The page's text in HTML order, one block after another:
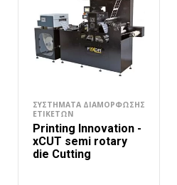
ΣΥΣΤΉΜΑΤΑ ΔΙΑΜΌΡΦΩΣΗΣ
ΕΤΙΚΕΤΏΝ
Printing Innovation -
xCUT semi rotary
die Cutting